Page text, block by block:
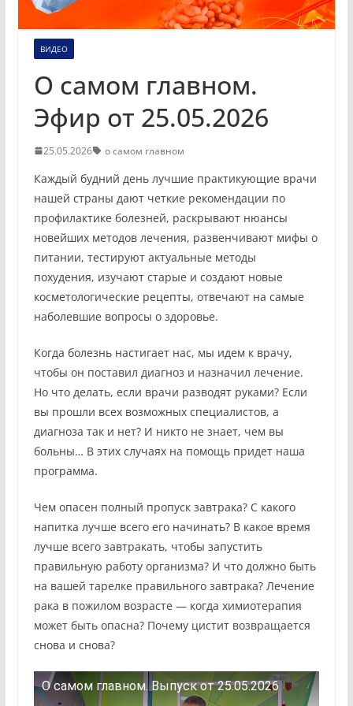
ВИДЕО
О самом главном.
Эфир от 25.05.2026
25.05.2026 о самом главном
Каждый будний день лучшие практикующие врачи
нашей страны дают четкие рекомендации по
профилактике болезней, раскрывают нюансы
новейших методов лечения, развенчивают мифы о
питании, тестируют актуальные методы
похудения, изучают старые и создают новые
косметологические рецепты, отвечают на самые
наболевшие вопросы о здоровье.
Когда болезнь настигает нас, мы идем к врачу,
чтобы он поставил диагноз и назначил лечение.
Но что делать, если врачи разводят руками? Если
вы прошли всех возможных специалистов, а
диагноза так и нет? И никто не знает, чем вы
больны… В этих случаях на помощь придет наша
программа.
Чем опасен полный пропуск завтрака? С какого
напитка лучше всего его начинать? В какое время
лучше всего завтракать, чтобы запустить
правильную работу организма? И что должно быть
на вашей тарелке правильного завтрака? Лечение
рака в пожилом возрасте — когда химиотерапия
может быть опасна? Почему цистит возвращается
снова и снова?
О самом главном. Выпуск от 25.05.2026